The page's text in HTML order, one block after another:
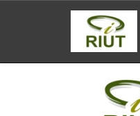
navigation